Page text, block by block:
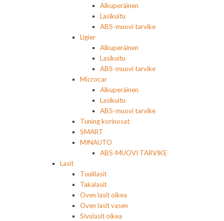
Alkuperäinen
Lasikuitu
ABS-muovi tarvike
Ligier
Alkuperäinen
Lasikuitu
ABS-muovi tarvike
Microcar
Alkuperäinen
Lasikuitu
ABS-muovi tarvike
Tuning korinosat
SMART
MINAUTO
ABS-MUOVI TARVIKE
Lasit
Tuulilasit
Takalasit
Oven lasit oikea
Oven lasit vasen
Sivulasit oikea